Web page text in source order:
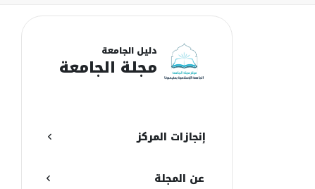
دليل الجامعة
مجلة الجامعة
إنجازات المركز
عن المجلة